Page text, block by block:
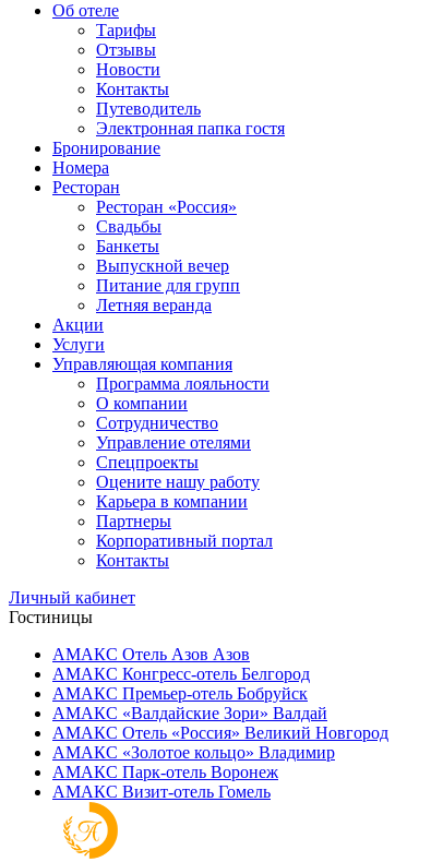
Об отеле
Тарифы
Отзывы
Новости
Контакты
Путеводитель
Электронная папка гостя
Бронирование
Номера
Ресторан
Ресторан «Россия»
Свадьбы
Банкеты
Выпускной вечер
Питание для групп
Летняя веранда
Акции
Услуги
Управляющая компания
Программа лояльности
О компании
Сотрудничество
Управление отелями
Спецпроекты
Оцените нашу работу
Карьера в компании
Партнеры
Корпоративный портал
Контакты
Личный кабинет
Гостиницы
АМАКС Отель ‎Азов Азов
АМАКС Конгресс-отель Белгород
АМАКС Премьер-отель Бобруйск
АМАКС «‎Валдайские Зори» Валдай
АМАКС Отель «‎Россия» Великий Новгород
АМАКС «‎Золотое кольцо» Владимир
АМАКС Парк-отель Воронеж
АМАКС Визит-отель Гомель